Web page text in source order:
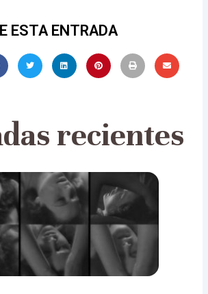
ESTA ENTRADA
recientes